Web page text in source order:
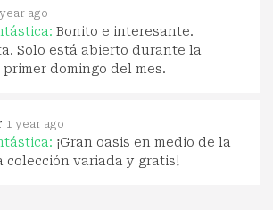
ago
Bonito e interesante.
Solo está abierto durante la
domingo del mes.
1 year ago
¡Gran oasis en medio de la
colección variada y gratis!